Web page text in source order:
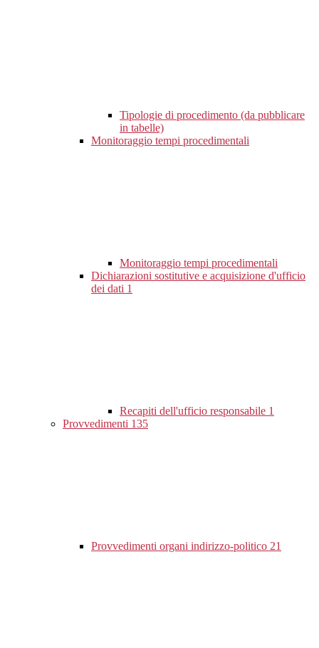
Tipologie di procedimento (da pubblicare
in tabelle)
Monitoraggio tempi procedimentali
Monitoraggio tempi procedimentali
Dichiarazioni sostitutive e acquisizione d'ufficio
dei dati 1
Recapiti dell'ufficio responsabile 1
Provvedimenti 135
Provvedimenti organi indirizzo-politico 21